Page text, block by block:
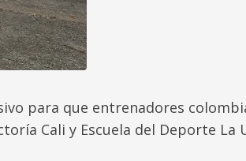
para que entrenadores
Cali y Escuela del Deporte La